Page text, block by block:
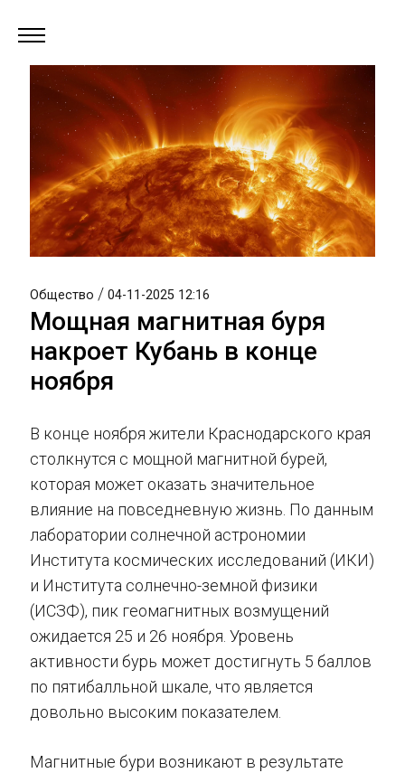
Общество / 04-11-2025 12:16
Мощная магнитная буря
накроет Кубань в конце
ноября
В конце ноября жители Краснодарского края
столкнутся с мощной магнитной бурей,
которая может оказать значительное
влияние на повседневную жизнь. По данным
лаборатории солнечной астрономии
Института космических исследований (ИКИ)
и Института солнечно-земной физики
(ИСЗФ), пик геомагнитных возмущений
ожидается 25 и 26 ноября. Уровень
активности бурь может достигнуть 5 баллов
по пятибалльной шкале, что является
довольно высоким показателем.
Магнитные бури возникают в результате